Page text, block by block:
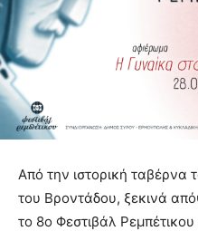
Από την ιστορική ταβέρνα
του Βροντάδου, ξεκινά
το 8ο Φεστιβάλ